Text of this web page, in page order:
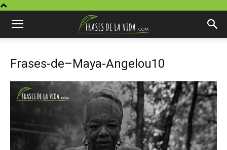
Frases-de–Maya-Angelou10